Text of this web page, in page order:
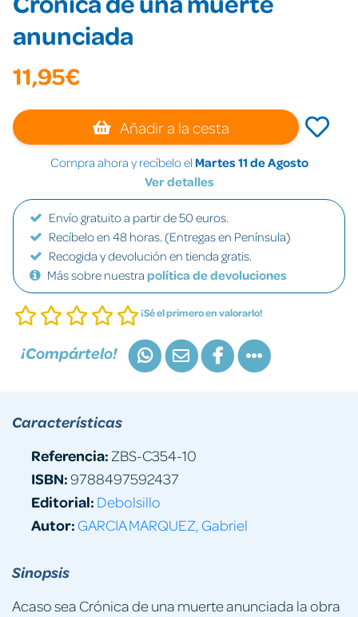
anunciada
11,95€
Añadir a la cesta
Compra ahora y recíbelo el Martes 11 de Agosto
Ver detalles
Envío gratuito a partir de 50 euros.
Recíbelo en 48 horas. (Entregas en Península)
Recogida y devolución en tienda gratis.
Más sobre nuestra política de devoluciones
¡Sé el primero en valorarlo!
¡Compártelo!
Sinopsis
Acaso sea Crónica de una muerte anunciada la obra
Características
Referencia: ZBS-C354-10
ISBN:9788497592437
Editorial: Debolsillo
Autor: GARCIA MARQUEZ, Gabriel